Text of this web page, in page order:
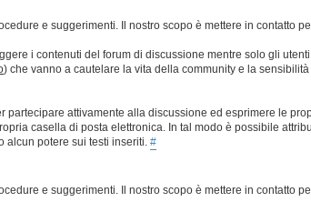
e suggerimenti. Il nostro scopo è mettere in contatto
i contenuti del forum di discussione mentre solo gli
) che vanno a cautelare la vita della community e la
partecipare attivamente alla discussione ed esprimere le
casella di posta elettronica. In tal modo è possibile
alcun potere sui testi inseriti. #
e suggerimenti. Il nostro scopo è mettere in contatto